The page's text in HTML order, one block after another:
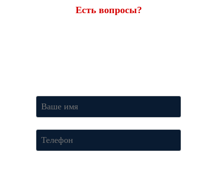
Есть вопросы?